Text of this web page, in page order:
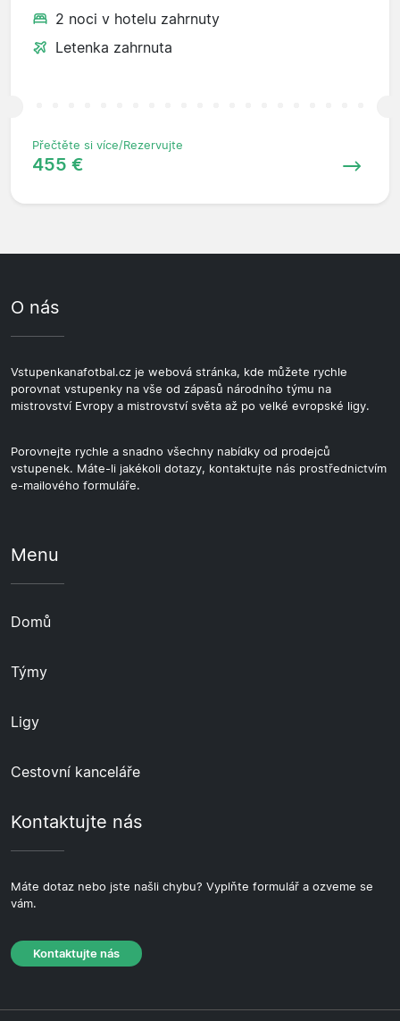
2 noci v hotelu zahrnuty
Letenka zahrnuta
Přečtěte si více/Rezervujte
455 €
O nás
Vstupenkanafotbal.cz je webová stránka, kde můžete rychle
porovnat vstupenky na vše od zápasů národního týmu na
mistrovství Evropy a mistrovství světa až po velké evropské ligy.
Porovnejte rychle a snadno všechny nabídky od prodejců
vstupenek. Máte-li jakékoli dotazy, kontaktujte nás prostřednictvím
e-mailového formuláře.
Menu
Domů
Týmy
Ligy
Cestovní kanceláře
Kontaktujte nás
Máte dotaz nebo jste našli chybu? Vyplňte formulář a ozveme se
vám.
Kontaktujte nás